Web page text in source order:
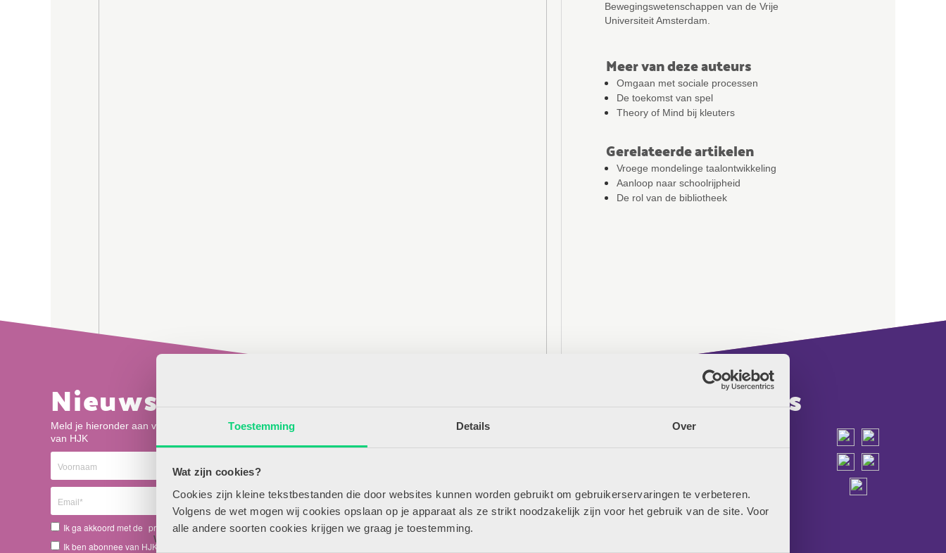
Toestemming Details Over
Wat zijn cookies?
Cookies zijn kleine tekstbestanden die door websites kunnen worden gebruikt om gebruikerservaringen te verbeteren.
Volgens de wet mogen wij cookies opslaan op je apparaat als ze strikt noodzakelijk zijn voor het gebruik van de site. Voor
alle andere soorten cookies krijgen we graag je toestemming.
Het was een prachtige dag. Maar er was iets mis… Hij was niet alleen. Konijn werd
bang. ‘Scheer je weg, Zwart Konijn!’, riep hij. Maar het Zwarte Konijn verroerde zich
Benieuwd naar de rest van het
artikel?
Word nu abonnee en krijg onbeperkt toegang tot alle artikelen op
Bewegingswetenschappen van de Vrije
Universiteit Amsterdam.
Meer van deze auteurs
Omgaan met sociale processen
De toekomst van spel
Theory of Mind bij kleuters
Gerelateerde artikelen
Vroege mondelinge taalontwikkeling
Aanloop naar schoolrijpheid
De rol van de bibliotheek
Nieuwsbrief
Meld je hieronder aan voor de nieuwsbrief
van HJK
Ik ga akkoord met de privacyvoorwaarden. *
Ik ben abonnee van HJK.
Artikel insturen
Contactgegevens
5041 SE Tilburg
013-5838800